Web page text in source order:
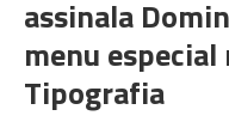
assinala
menu
Tipografia